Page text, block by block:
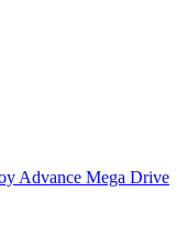
Advance Mega Drive